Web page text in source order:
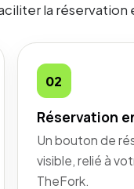
la réservation
02
Réservation
Un bouton de
visible, relié à
TheFork.